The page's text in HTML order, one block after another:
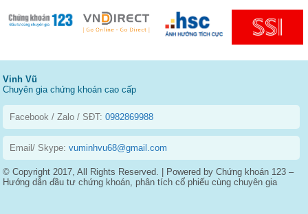
Vinh Vũ
Chuyên gia chứng khoán cao cấp
Facebook / Zalo / SĐT:0982869988
Email/ Skype:vuminhvu68@gmail.com
© Copyright 2017, All Rights Reserved. | Powered by Chứng khoán 123 –
Hướng dẫn đầu tư chứng khoán, phân tích cổ phiếu cùng chuyên gia